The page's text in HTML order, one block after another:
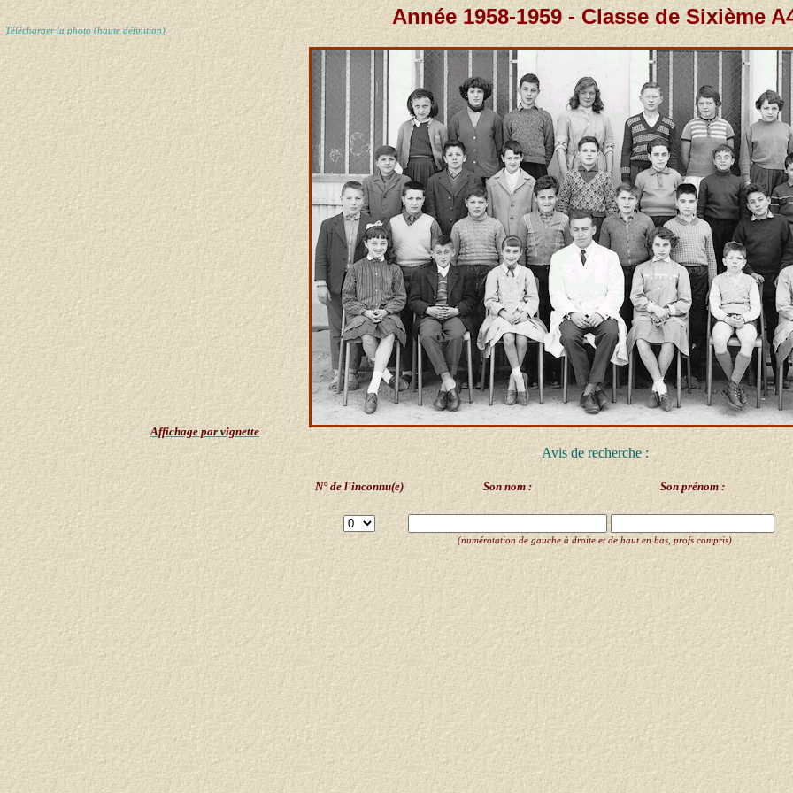
Affichage par vignette
Télécharger la photo (haute définition)
Année 1958-1959 - Classe de Sixième
Avis de recherche :
N° de l'inconnu(e) Son nom : Son prénom :
(numérotation de gauche à droite et de haut en bas, profs compris)